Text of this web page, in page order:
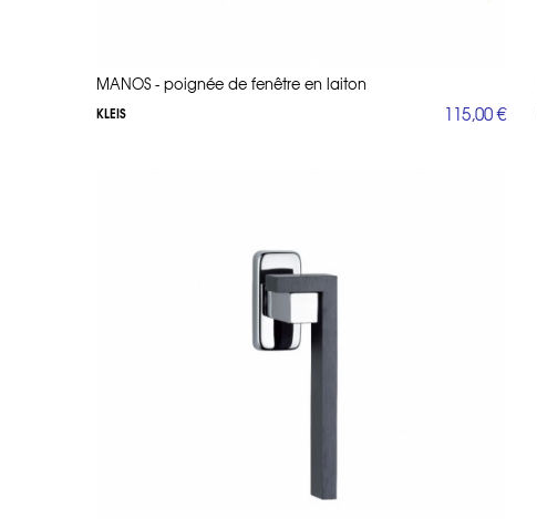
MANOS - poignée de fenêtre en laiton
KLEIS 115,00 €